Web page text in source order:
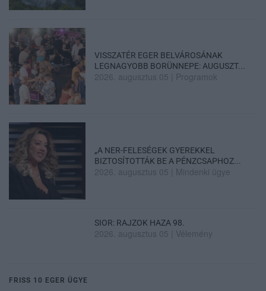
VISSZATÉR EGER BELVÁROSÁNAK
LEGNAGYOBB BORÜNNEPE: AUGUSZT...
2026. augusztus 05 Programok
„A NER-FELESÉGEK GYEREKKEL
BIZTOSÍTOTTÁK BE A PÉNZCSAPHOZ...
2026. augusztus 05 Mindenki ügye
SIOR: RAJZOK HAZA 98.
2026. augusztus 05 Vélemény
FRISS 10 EGER ÜGYE